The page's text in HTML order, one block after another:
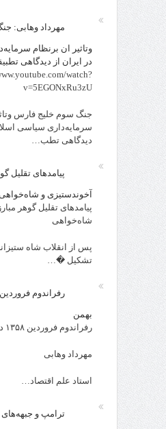
مهرداد وهابی:
وتاثیر ان برنظام
در ایران از دیدگاهی
watch?
v=5EGONxRu3zU
جنگ سوم خلیج فارس
سرمایه‌داری سیاسی
دیدگاهی تطب…
پیامدهای تقلیل
آخوندستیزی و
پیامدهای تقلیل گوهر
شاه‌خواهی
تشکیل �…
بهمن
رفراندوم فروردین ۱۳۵۸ در آینه انقلاب بهمن
مهرداد وهابی
استاد علم اقتصاد…
ترامپ و